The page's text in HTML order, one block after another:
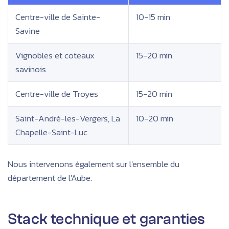
Centre-ville de Sainte-
Savine
10-15 min
Vignobles et coteaux
savinois
15-20 min
Centre-ville de Troyes
15-20 min
Saint-André-les-Vergers, La
Chapelle-Saint-Luc
10-20 min
Nous intervenons également sur l'ensemble du
département de l'Aube.
Stack technique et garanties